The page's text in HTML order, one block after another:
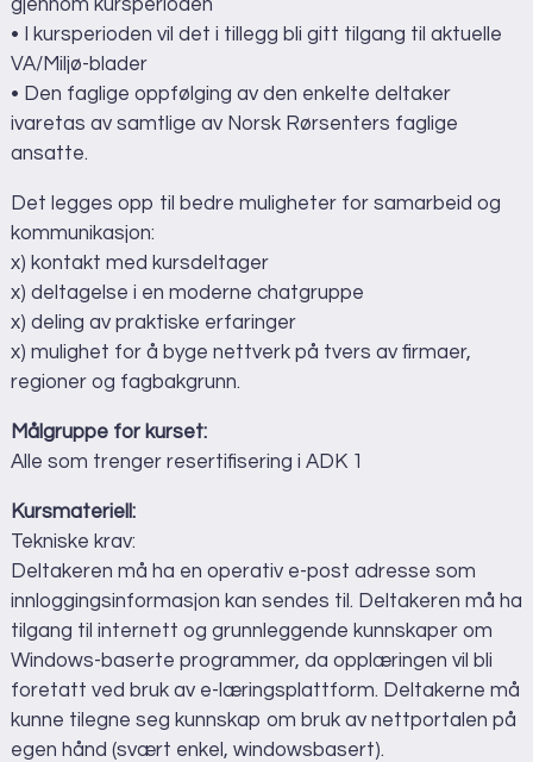
gjennom kursperioden
• I kursperioden vil det i tillegg bli gitt tilgang til aktuelle
VA/Miljø-blader
• Den faglige oppfølging av den enkelte deltaker
ivaretas av samtlige av Norsk Rørsenters faglige
ansatte.
Det legges opp til bedre muligheter for samarbeid og
kommunikasjon:
x) kontakt med kursdeltager
x) deltagelse i en moderne chatgruppe
x) deling av praktiske erfaringer
x) mulighet for å byge nettverk på tvers av firmaer,
regioner og fagbakgrunn.
Målgruppe for kurset:
Alle som trenger resertifisering i ADK 1
Kursmateriell:
Tekniske krav:
Deltakeren må ha en operativ e-post adresse som
innloggingsinformasjon kan sendes til. Deltakeren må ha
tilgang til internett og grunnleggende kunnskaper om
Windows-baserte programmer, da opplæringen vil bli
foretatt ved bruk av e-læringsplattform. Deltakerne må
kunne tilegne seg kunnskap om bruk av nettportalen på
egen hånd (svært enkel, windowsbasert).